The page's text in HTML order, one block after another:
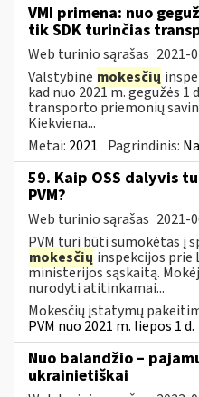
VMI primena: nuo
tik SDK turinčias
Web turinio sąrašas 2021-
Valstybinė mokesčių
kad nuo 2021 m. gegužės 1
transporto priemonių
Kiekviena...
Metai: 2021 Pagrindinis:
59. Kaip OSS dalyvis
PVM?
Web turinio sąrašas 2021-
PVM turi būti sumokėtas į
mokesčių inspekcijos prie
ministerijos sąskaitą.
nurodyti atitinkamai...
Mokesčių įstatymų
PVM nuo 2021 m. liepos 1 d.
Nuo balandžio –
ukrainietiškai